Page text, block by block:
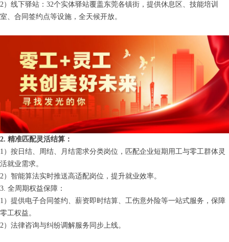
2）线下驿站：32个实体驿站覆盖东莞各镇街，提供休息区、技能培训
室、合同签约点等设施，全天候开放。
2. 精准匹配灵活结算：
1）按日结、周结、月结需求分类岗位，匹配企业短期用工与零工群体灵
活就业需求。
2）智能算法实时推送高适配岗位，提升就业效率。
3. 全周期权益保障：
1）提供电子合同签约、薪资即时结算、工伤意外险等一站式服务，保障
零工权益。
2）法律咨询与纠纷调解服务同步上线。